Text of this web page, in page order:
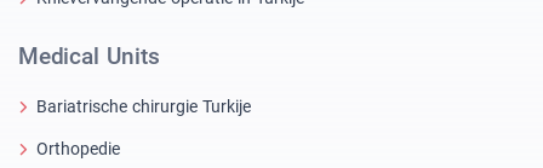
Medical Units
Bariatrische chirurgie Turkije
Orthopedie